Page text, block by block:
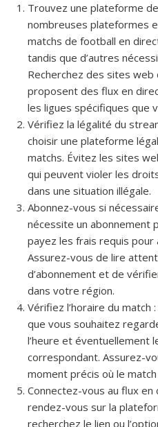
Trouvez une plateforme
nombreuses plateformes
matchs de football en
tandis que d’autres
Recherchez des sites web
proposent des flux en
les ligues spécifiques que
Vérifiez la légalité du
choisir une plateforme
matchs. Évitez les sites
qui peuvent violer les
dans une situation illégale.
Abonnez-vous si
nécessite un abonnement
payez les frais requis pour
Assurez-vous de lire
d’abonnement et de
dans votre région.
Vérifiez l’horaire du match
que vous souhaitez
l’heure et éventuellement
correspondant. Assurez-
moment précis où le
Connectez-vous au flux
rendez-vous sur la
recherchez le lien ou